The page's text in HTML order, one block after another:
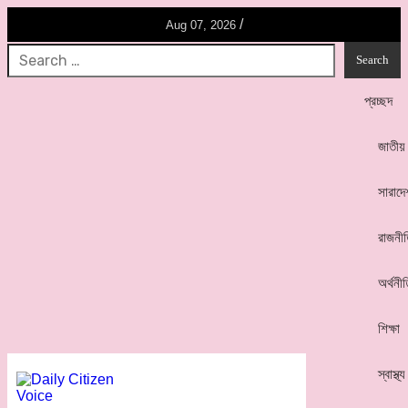
Aug 07, 2026 /
প্রচ্ছদ
জাতীয়
শিক্ষা
স্বাস্থ্য